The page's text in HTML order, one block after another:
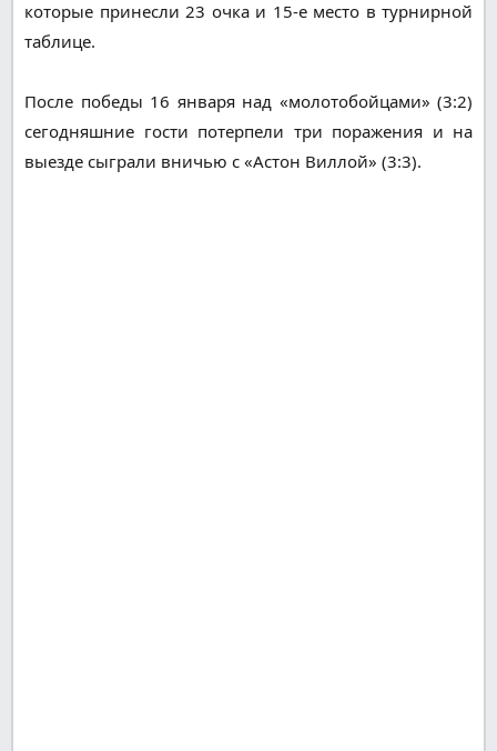
которые принесли 23 очка и 15-е место в турнирной
таблице.
После победы 16 января над «молотобойцами» (3:2)
сегодняшние гости потерпели три поражения и на
выезде сыграли вничью с «Астон Виллой» (3:3).